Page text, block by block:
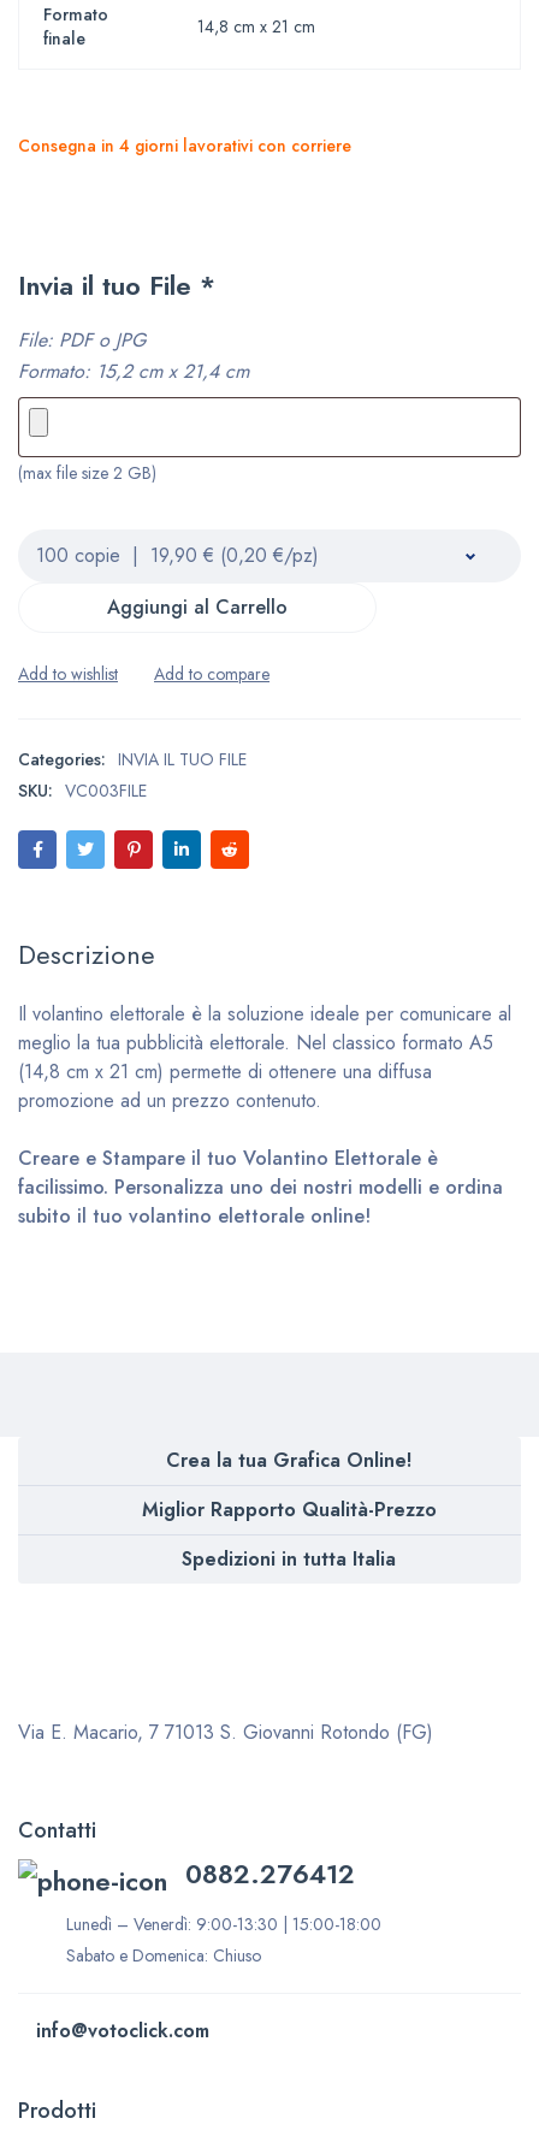
Formato
finale
14,8 cm x 21 cm
Consegna in 4 giorni lavorativi con corriere
Invia il tuo File *
File: PDF o JPG
Formato: 15,2 cm x 21,4 cm
(max file size 2 GB)
Aggiungi al Carrello
Categories: INVIA IL TUO FILE
SKU: VC003FILE
Descrizione
Il volantino elettorale è la soluzione ideale per comunicare al
meglio la tua pubblicità elettorale. Nel classico formato A5
(14,8 cm x 21 cm) permette di ottenere una diffusa
promozione ad un prezzo contenuto.
Creare e Stampare il tuo Volantino Elettorale è
facilissimo. Personalizza uno dei nostri modelli e ordina
subito il tuo volantino elettorale online!
Crea la tua Grafica Online!
Miglior Rapporto Qualità-Prezzo
Spedizioni in tutta Italia
Via E. Macario, 7 71013 S. Giovanni Rotondo (FG)
Contatti
0882.276412
Lunedì – Venerdì: 9:00-13:30 | 15:00-18:00
Sabato e Domenica: Chiuso
info@votoclick.com
Prodotti